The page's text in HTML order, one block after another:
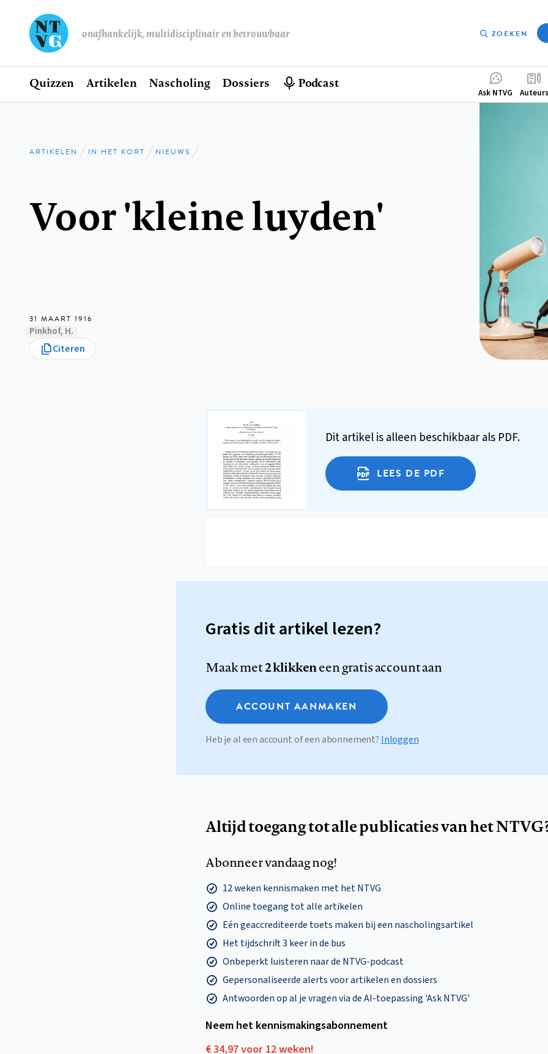
onafhankelijk, multidisciplinair en betrouwbaar ZOEKEN
Hoofdnavigatie
Home
Quizzen Artikelen Nascholing Dossiers Podcast
Ask NTVG Auteurs
Kruimelpad
ARTIKELEN IN HET KORT NIEUWS
Voor 'kleine luyden'
31 MAART 1916
Pinkhof, H.
Citeren
Dit artikel is alleen beschikbaar als PDF.
LEES DE PDF
Gratis dit artikel lezen?
Maak met2 klikkeneen gratis account aan
ACCOUNT AANMAKEN
Heb je al een account of een abonnement? Inloggen
Altijd toegang tot alle publicaties van het
Abonneer vandaag nog!
12 weken kennismaken met het NTVG
Online toegang tot alle artikelen
Eén geaccrediteerde toets maken bij een nascholingsartikel
Het tijdschrift 3 keer in de bus
Onbeperkt luisteren naar de NTVG-podcast
Gepersonaliseerde alerts voor artikelen en dossiers
Antwoorden op al je vragen via de AI-toepassing 'Ask NTVG'
Neem het kennismakings­abonnement
€ 34,97 voor 12 weken!